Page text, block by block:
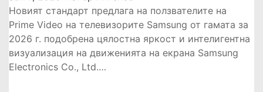
Новият стандарт предлага на ползвателите на
Prime Video на телевизорите Samsung от гамата за
2026 г. подобрена цялостна яркост и интелигентна
визуализация на движенията на екрана Samsung
Electronics Co., Ltd.…